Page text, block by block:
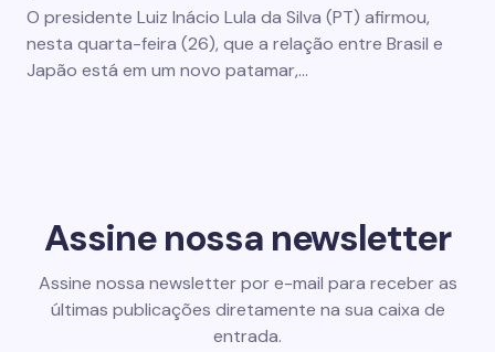
O presidente Luiz Inácio Lula da Silva (PT) afirmou,
nesta quarta-feira (26), que a relação entre Brasil e
Japão está em um novo patamar,…
Assine nossa newsletter
Assine nossa newsletter por e-mail para receber as
últimas publicações diretamente na sua caixa de
entrada.